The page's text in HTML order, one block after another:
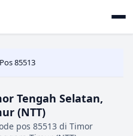
85513
Tengah Selatan,
(NTT)
pos 85513 di Timor